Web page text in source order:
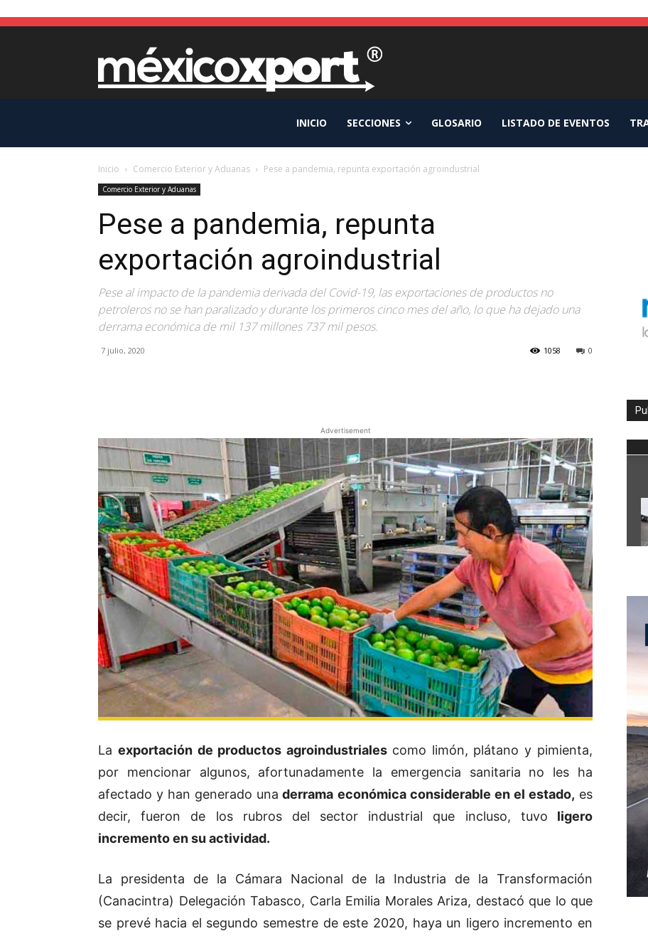
INICIO SECCIONES GLOSARIO LISTADO DE EVENTOS
Inicio Comercio Exterior y Aduanas Pese a pandemia, repunta exportación agroindustrial
Comercio Exterior y Aduanas
Pese a pandemia, repunta
exportación agroindustrial
Pese al impacto de la pandemia derivada del Covid-19, las exportaciones de productos no
petroleros no se han paralizado y durante los primeros cinco mes del año, lo que ha dejado una
derrama económica de mil 137 millones 737 mil pesos.
7 julio, 2020 0
1058
Advertisement
La exportación de productos agroindustriales como limón, plátano y pimienta,
por mencionar algunos, afortunadamente la emergencia sanitaria no les ha
afectado y han generado una derrama económica considerable en el estado, es
decir, fueron de los rubros del sector industrial que incluso, tuvo ligero
incremento en su actividad.
La presidenta de la Cámara Nacional de la Industria de la Transformación
(Canacintra) Delegación Tabasco, Carla Emilia Morales Ariza, destacó que lo que
se prevé hacia el segundo semestre de este 2020, haya un ligero incremento en